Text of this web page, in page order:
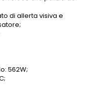
di allerta visiva e
562W;